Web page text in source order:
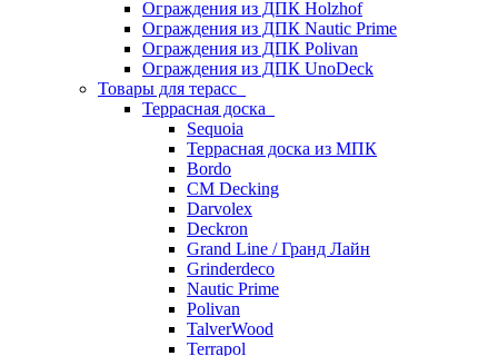
Ограждения из ДПК Holzhof
Ограждения из ДПК Nautic Prime
Ограждения из ДПК Polivan
Ограждения из ДПК UnoDeck
Товары для терасс
Террасная доска
Sequoia
Террасная доска из МПК
Bordo
CM Decking
Darvolex
Deckron
Grand Line / Гранд Лайн
Grinderdeco
Nautic Prime
Polivan
TalverWood
Terrapol